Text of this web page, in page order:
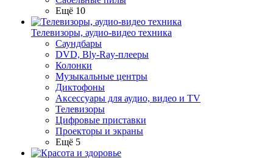
Ещё 10
Телевизоры, аудио-видео техника
Саундбары
DVD, Bly-Ray-плееры
Колонки
Музыкальные центры
Диктофоны
Аксессуары для аудио, видео и TV
Телевизоры
Цифровые приставки
Проекторы и экраны
Ещё 5